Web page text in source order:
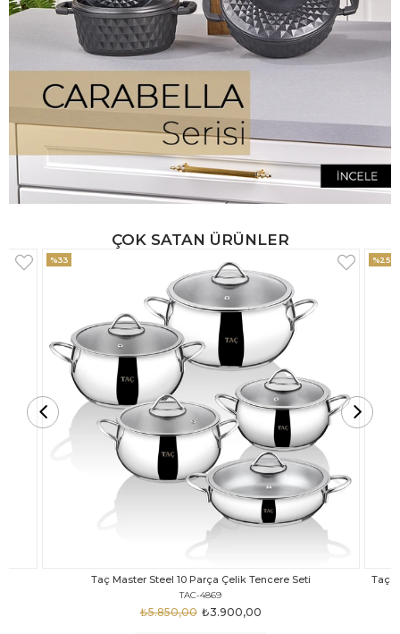
ÇOK SATAN ÜRÜNLER
Taç Carabella Döküm Cam Kapak 7 Parça Tencere Seti Siyah
TAC-3817
₺3.250,00
₺4.350,00
%25 %33